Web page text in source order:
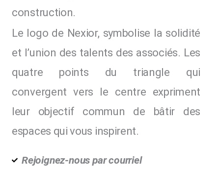
construction.
Le logo de Nexior, symbolise la solidité
et l’union des talents des associés. Les
quatre points du triangle qui
convergent vers le centre expriment
leur objectif commun de bâtir des
espaces qui vous inspirent.
Rejoignez-nous par courriel